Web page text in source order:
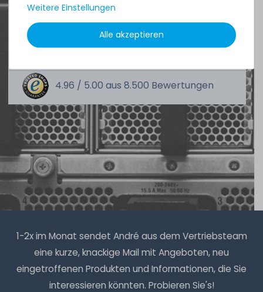
Tres Cantos
4.96 / 5.00 aus 8.500 Bewertungen
1-2x im Monat sendet André aus dem Vertriebsteam
eine kurze, knackige Mail mit Angeboten, neu
eingetroffenen Produkten und Informationen, die Sie
interessieren könnten. Probieren Sie's!
Weitere Einstellungen
Alle akzeptieren